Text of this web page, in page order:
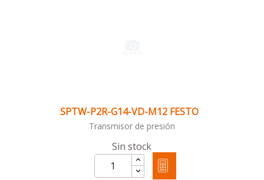
SPTW-P2R-G14-VD-M12 FESTO
Transmisor de presión
Sin stock